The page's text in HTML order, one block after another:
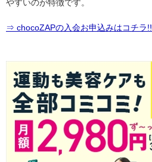
やすいのが特徴です。
⇒ chocoZAPの入会お申込みはコチラ!!